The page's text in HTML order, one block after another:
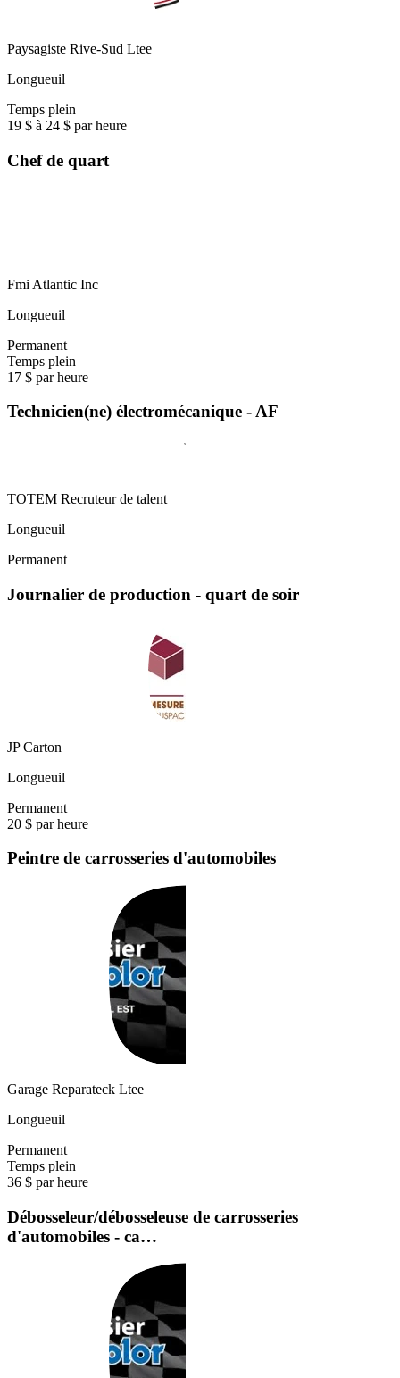
Paysagiste Rive-Sud Ltee
Longueuil
Temps plein
19 $ à 24 $ par heure
Chef de quart
Fmi Atlantic Inc
Longueuil
Permanent
Temps plein
17 $ par heure
Technicien(ne) électromécanique - AF
TOTEM Recruteur de talent
Longueuil
Permanent
Journalier de production - quart de soir
JP Carton
Longueuil
Permanent
20 $ par heure
Peintre de carrosseries d'automobiles
Garage Reparateck Ltee
Longueuil
Permanent
Temps plein
36 $ par heure
Débosseleur/débosseleuse de carrosseries
d'automobiles - ca…